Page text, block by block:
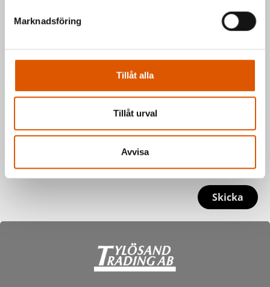
Marknadsföring
Tillåt alla
Tillåt urval
Avvisa
Skicka